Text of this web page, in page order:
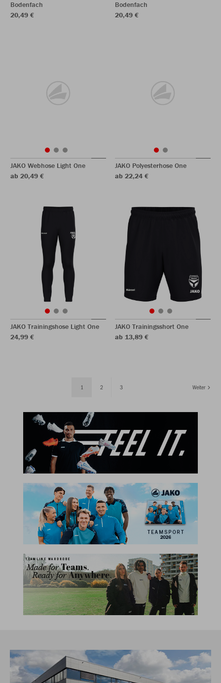
Bodenfach
20,49 €
Bodenfach
20,49 €
JAKO Webhose Light One
ab 20,49 €
JAKO Polyesterhose One
ab 22,24 €
JAKO Trainingshose Light One
24,99 €
JAKO Trainingsshort One
ab 13,89 €
1 2 3 Weiter